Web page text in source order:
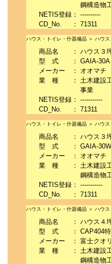
鋼構造物
NETIS登録 ： ----------
CD_No.
： 71311
ハウス・トイレ・什器備品 ＞ ハウ
商品名 ： ハウス３
型 式
： GAIA-30A
メーカー
： オオマチ
業 種
： 土木建設
事業
NETIS登録 ： -----------
CD_No.
： 71311
ハウス・トイレ・什器備品 ＞ ハウ
商品名 ： ハウス３
型 式
： GAIA-
メーカー
： オオマチ
業 種
： 土木建設
鋼構造物
NETIS登録 ： -----------
CD_No.
： 71311
ハウス・トイレ・什器備品 ＞ ハウ
商品名 ： ハウス４
型 式
： CAP404
メーカー
： 富士クオ
業 種
： 土木建設
鋼構造物